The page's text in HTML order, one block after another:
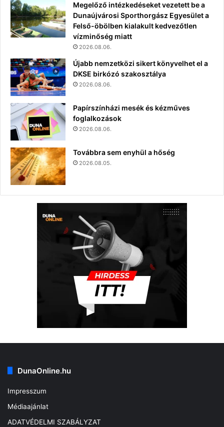
Megelőző intézkedéseket vezetett be a
Dunaújvárosi Sporthorgász Egyesület a
Felső-öbölben kialakult kedvezőtlen
vízminőség miatt
2026.08.06.
Újabb nemzetközi sikert könyvelhet el a
DKSE birkózó szakosztálya
2026.08.06.
Papírszínházi mesék és kézműves
foglalkozások
2026.08.06.
Továbbra sem enyhül a hőség
2026.08.05.
DunaOnline.hu
Impresszum
Médiaajánlat
ADATVÉDELMI SZABÁLYZAT